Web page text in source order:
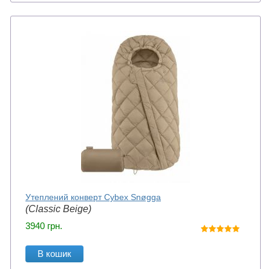
Утеплений конверт Cybex Snøgga
(Classic Beige)
3940 грн.
В кошик